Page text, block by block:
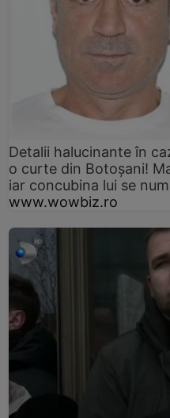
Detalii halucinante în
o curte din Botoșani!
iar concubina lui se
www.wowbiz.ro